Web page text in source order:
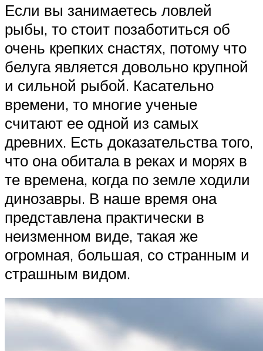
Если вы занимаетесь ловлей
рыбы, то стоит позаботиться об
очень крепких снастях, потому что
белуга является довольно крупной
и сильной рыбой. Касательно
времени, то многие ученые
считают ее одной из самых
древних. Есть доказательства того,
что она обитала в реках и морях в
те времена, когда по земле ходили
динозавры. В наше время она
представлена практически в
неизменном виде, такая же
огромная, большая, со странным и
страшным видом.